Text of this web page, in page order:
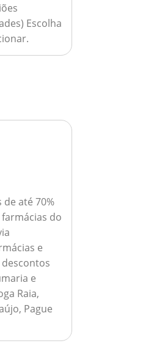
Escolha
até 70%
do
e
e
Raia,
Pague